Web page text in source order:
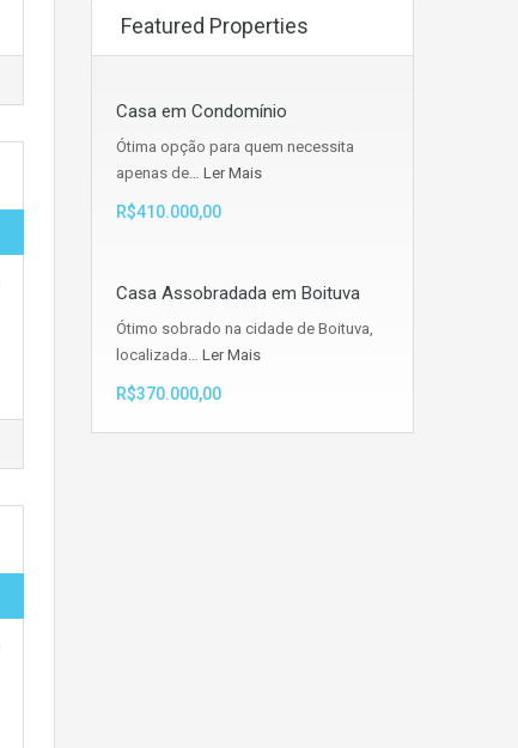
Featured Properties
Casa em Condomínio
Ótima opção para quem necessita
apenas de… Ler Mais
R$410.000,00
Casa Assobradada em Boituva
Ótimo sobrado na cidade de Boituva,
localizada… Ler Mais
R$370.000,00